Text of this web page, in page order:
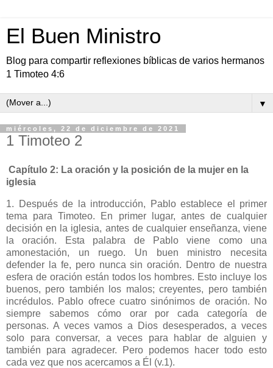
El Buen Ministro
Blog para compartir reflexiones bíblicas de varios hermanos
1 Timoteo 4:6
▼
miércoles, 22 de diciembre de 2021
1 Timoteo 2
Capítulo 2: La oración y la posición de la mujer en la
iglesia
1. Después de la introducción, Pablo establece el primer
tema para Timoteo. En primer lugar, antes de cualquier
decisión en la iglesia, antes de cualquier enseñanza, viene
la oración. Esta palabra de Pablo viene como una
amonestación, un ruego. Un buen ministro necesita
defender la fe, pero nunca sin oración. Dentro de nuestra
esfera de oración están todos los hombres. Esto incluye los
buenos, pero también los malos; creyentes, pero también
incrédulos. Pablo ofrece cuatro sinónimos de oración. No
siempre sabemos cómo orar por cada categoría de
personas. A veces vamos a Dios desesperados, a veces
solo para conversar, a veces para hablar de alguien y
también para agradecer. Pero podemos hacer todo esto
cada vez que nos acercamos a Él (v.1).